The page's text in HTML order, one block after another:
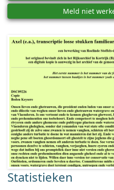
Meld niet
Statistieken